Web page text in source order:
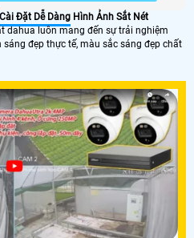
Cài Đặt Dễ Dàng Hình Ảnh Sắt Nét
dahua luôn mang đến sự trải nghiệm
đẹp thực tế, màu sắc sáng đẹp chất